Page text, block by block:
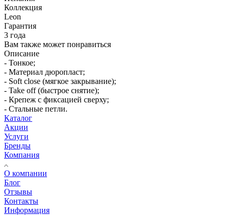
Коллекция
Leon
Гарантия
3 года
Вам также может понравиться
Описание
- Тонкое;
- Материал дюропласт;
- Soft close (мягкое закрывание);
- Take off (быстрое снятие);
- Крепеж с фиксацией сверху;
- Стальные петли.
Каталог
Акции
Услуги
Бренды
Компания
О компании
Блог
Отзывы
Контакты
Информация